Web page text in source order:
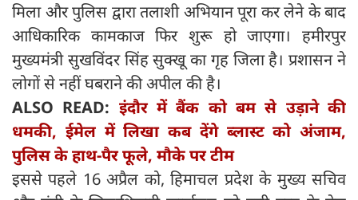
मिला और पुलिस द्वारा तलाशी अभियान पूरा कर लेने के बाद
आधिकारिक कामकाज फिर शुरू हो जाएगा। हमीरपुर
मुख्यमंत्री सुखविंदर सिंह सुक्खू का गृह जिला है। प्रशासन ने
लोगों से नहीं घबराने की अपील की है।
ALSO READ: इंदौर में बैंक को बम से उड़ाने की
धमकी, ईमेल में लिखा कब देंगे ब्‍लास्‍ट को अंजाम,
पुलिस के हाथ-पैर फूले, मौके पर टीम
इससे पहले 16 अप्रैल को, हिमाचल प्रदेश के मुख्य सचिव